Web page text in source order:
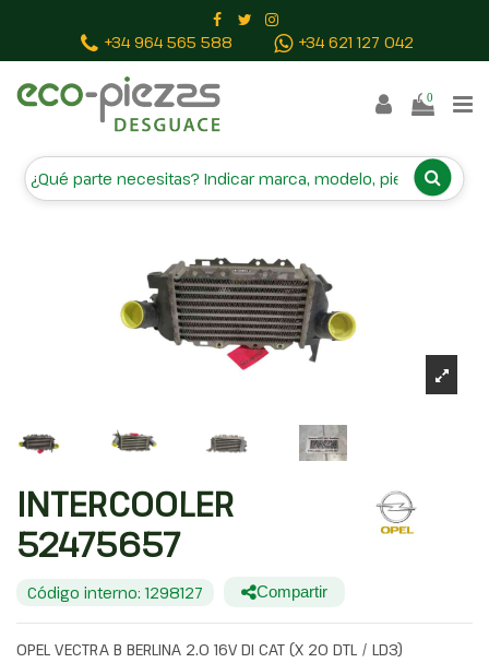
+34 964 565 588 +34 621 127 042
0
INTERCOOLER 52475657
INTERCOOLER
52475657
Código interno: 1298127 Compartir
OPEL VECTRA B BERLINA 2.0 16V DI CAT (X 20 DTL / LD3)